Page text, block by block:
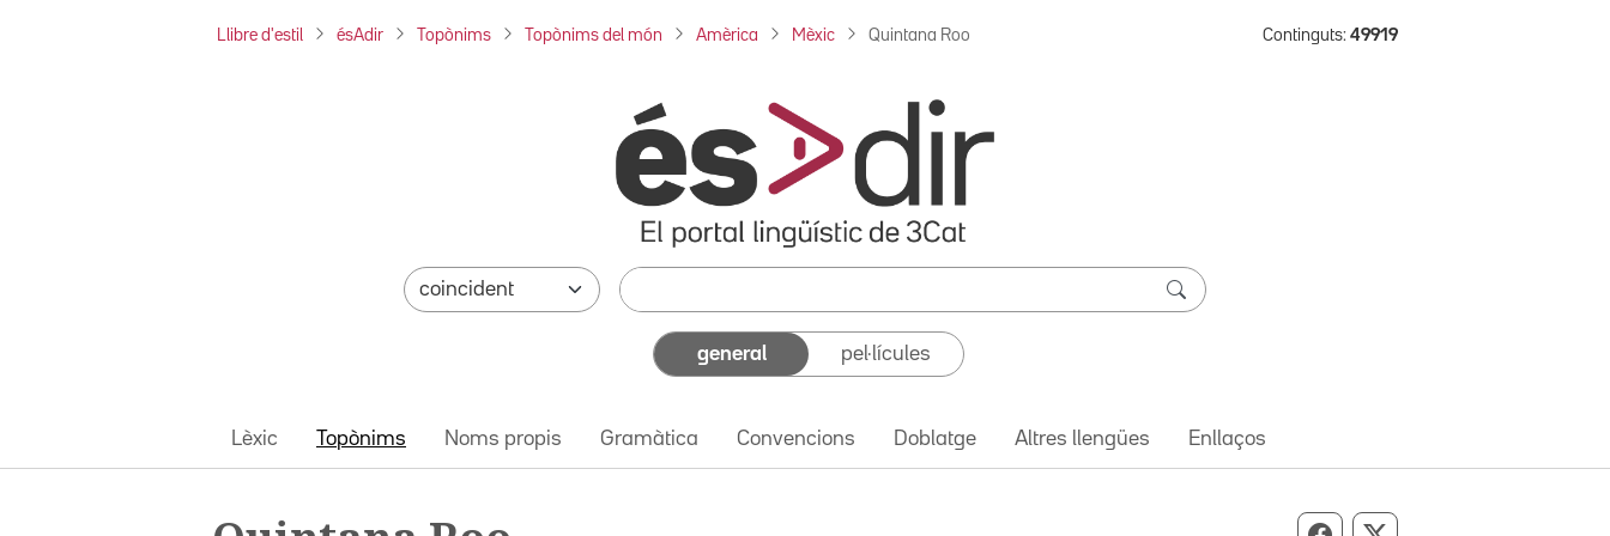
Llibre d'estil ésAdir Topònims Topònims del món Amèrica Mèxic Quintana Roo Continguts: 49919
general pel·lícules
Lèxic Topònims Noms propis Gramàtica Convencions Doblatge Altres llengües Enllaços